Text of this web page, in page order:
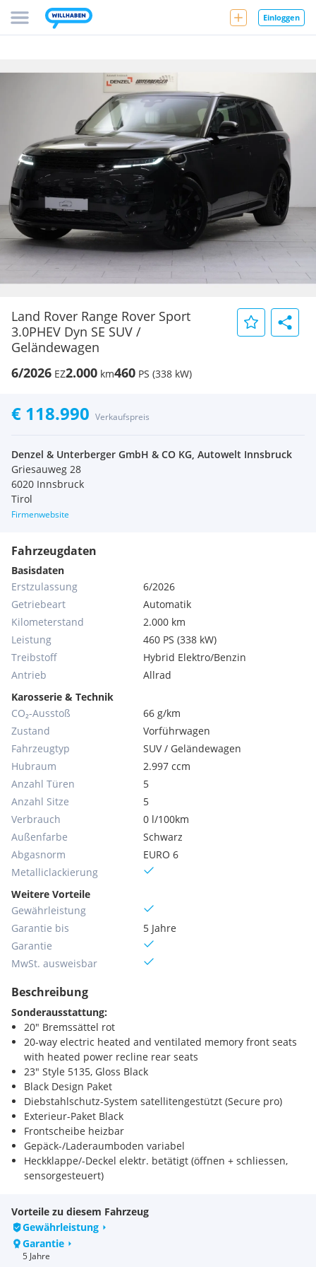
Einloggen
Land Rover Range Rover Sport
3.0PHEV Dyn SE SUV /
Geländewagen
6/2026 EZ2.000 km460 PS (338 kW)
€ 118.990 Verkaufspreis
Denzel & Unterberger GmbH & CO KG, Autowelt Innsbruck
Griesauweg 28
6020 Innsbruck
Tirol
Firmenwebsite
Fahrzeugdaten
Basisdaten
Erstzulassung
6/2026
Getriebeart
Automatik
Kilometerstand
2.000 km
Leistung
460 PS (338 kW)
Treibstoff
Hybrid Elektro/Benzin
Antrieb
Allrad
Karosserie & Technik
CO₂-Ausstoß
66 g/km
Zustand
Vorführwagen
Fahrzeugtyp
SUV / Geländewagen
Hubraum
2.997 ccm
Anzahl Türen
5
Anzahl Sitze
5
Verbrauch
0 l/100km
Außenfarbe
Schwarz
Abgasnorm
EURO 6
Metallic­lackierung
Weitere Vorteile
Gewährleistung
Garantie bis
5 Jahre
Garantie
MwSt. ausweisbar
Beschreibung
Sonderausstattung:
20" Bremssättel rot
20-way electric heated and ventilated memory front seats
with heated power recline rear seats
23" Style 5135, Gloss Black
Black Design Paket
Diebstahlschutz-System satellitengestützt (Secure pro)
Exterieur-Paket Black
Frontscheibe heizbar
Gepäck-/Laderaumboden variabel
Heckklappe/-Deckel elektr. betätigt (öffnen + schliessen,
sensorgesteuert)
Innenausstattung: Dekoreinlagen Natural Black
Komfortpaket
Komfort-Paket
Ladekabel mit Typ 2-Stecker (Mode 2)
Vorteile zu diesem Fahrzeug
Gewährleistung
Garantie
5 Jahre